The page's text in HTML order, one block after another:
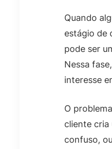
Quando
estágio de
pode ser
Nessa
interesse
O
cliente cria
confuso,